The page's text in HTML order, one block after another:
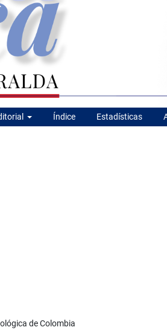
Índice Estadísticas
de Colombia